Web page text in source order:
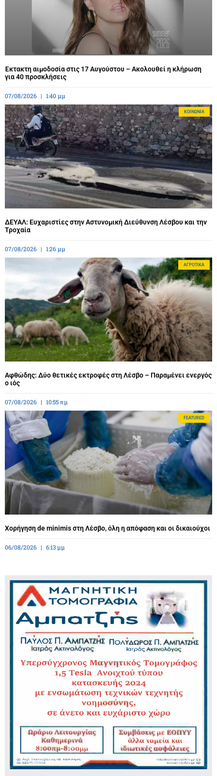
Έκτακτη αιμοδοσία στις 17 Αυγούστου – Ακολουθεί η κλήρωση
για 40 προσκλήσεις
07/08/2026 1:40 μμ
ΚΟΙΝΩΝΊΑ
ΔΕΥΑΛ: Ευχαριστίες στην Αστυνομική Διεύθυνση Λέσβου και την
Τροχαία
07/08/2026 1:26 μμ
ΑΓΡΟΤΙΚΆ
Αφθώδης: Δύο θετικές εκτροφές στη Λέσβο – Παραμένει ενεργός
ο ιός
07/08/2026 10:55 πμ
FEATURED
Χορήγηση de minimis στη Λέσβο, όλη η απόφαση και οι δικαιούχοι
06/08/2026 6:13 μμ